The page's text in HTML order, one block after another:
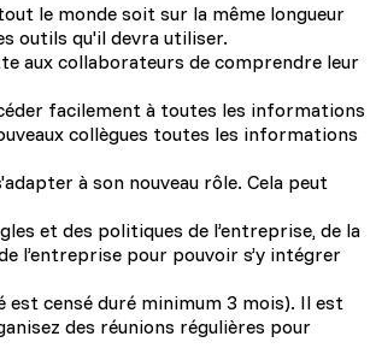
le monde soit sur la même longueur
outils qu'il devra utiliser.
aux collaborateurs de comprendre leur
facilement à toutes les informations
collègues toutes les informations
à son nouveau rôle. Cela peut
et des politiques de l’entreprise, de la
l’entreprise pour pouvoir s’y intégrer
est censé duré minimum 3 mois). Il est
des réunions régulières pour